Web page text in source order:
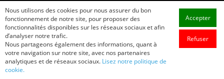
Nous utilisons des cookies pour nous assurer du bon
fonctionnement de notre site, pour proposer des
fonctionnalités disponibles sur les réseaux sociaux et afin
d’analyser notre trafic.
Nous partageons également des informations, quant à
votre navigation sur notre site, avec nos partenaires
analytiques et de réseaux sociaux. Lisez notre politique de
cookie.
Accepter
Refuser